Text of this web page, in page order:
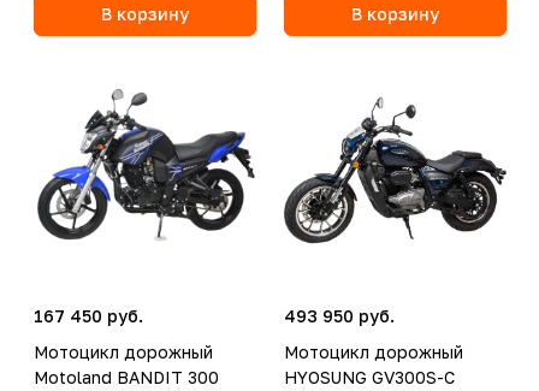
В корзину В корзину
167 450 руб.
Мотоцикл дорожный
Motoland BANDIT 300
493 950 руб.
Мотоцикл дорожный
HYOSUNG GV300S-C